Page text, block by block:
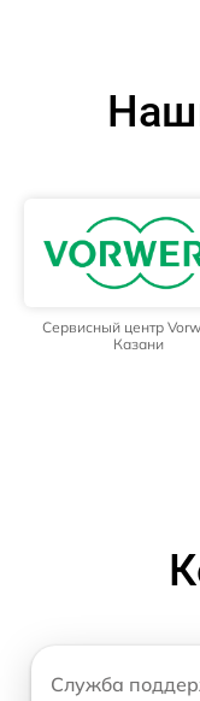
Сервисный центр
Казани
Служба